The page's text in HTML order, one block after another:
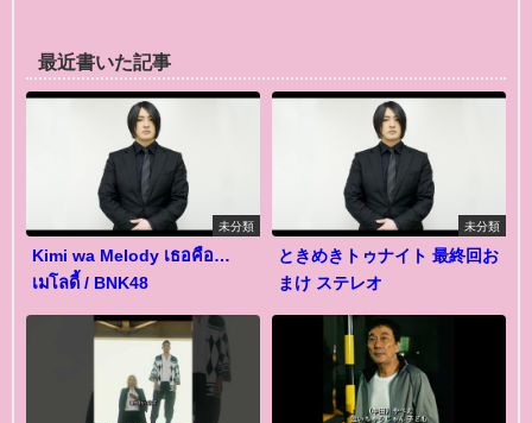
最近書いた記事
未分類
Kimi wa Melody เธอคือ…
เมโลดี้ / BNK48
未分類
ときめきトゥナイト 最終回お
まけ ステレオ